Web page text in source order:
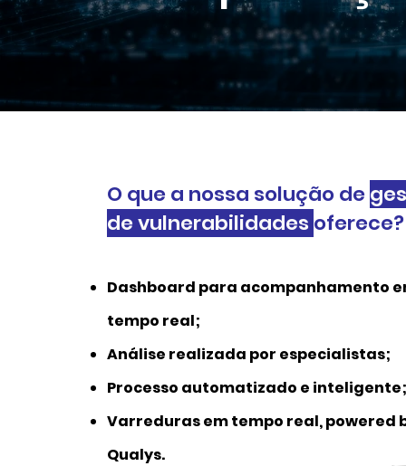
O que a nossa solução de
de vulnerabilidades oferece?
Dashboard para acompanhamento
tempo real;
Análise realizada por especialistas;
Processo automatizado e inteligente;
Varreduras em tempo real, powered
Qualys.